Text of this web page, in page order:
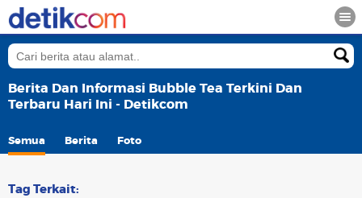
Berita Dan Informasi Bubble Tea Terkini Dan
Terbaru Hari Ini - Detikcom
Semua Berita Foto
Tag Terkait: